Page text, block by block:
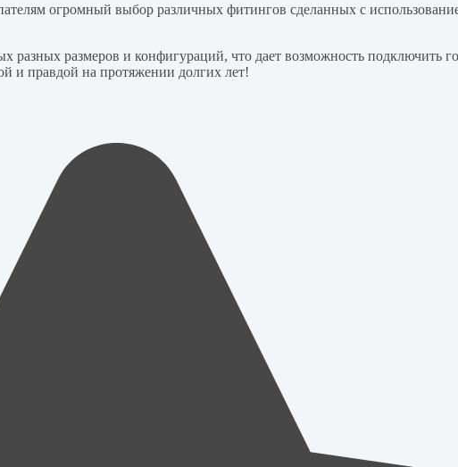
огромный выбор различных фитингов сделанных с
размеров и конфигураций, что дает возможность подключить
и правдой на протяжении долгих лет!